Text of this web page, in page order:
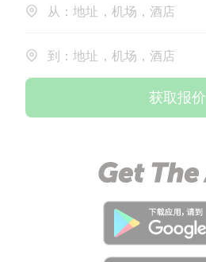
从：地址，机场，酒店
到：地址，机场，酒店
获取报价